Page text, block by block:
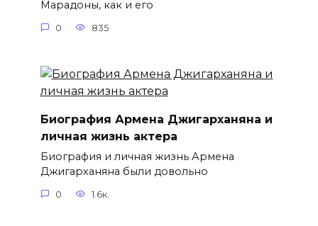
Марадоны, как и его
0 835
Биография Армена Джигарханяна и
личная жизнь актера
Биография и личная жизнь Армена
Джигарханяна были довольно
0 1.6к.